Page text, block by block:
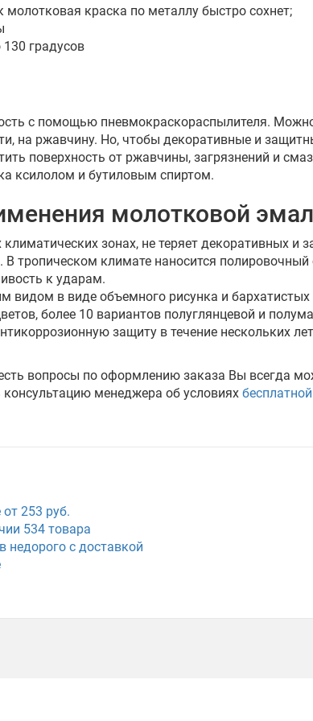
молотковая краска по металлу быстро сохнет;
градусов
с помощью пневмокраскораспылителя.
на ржавчину. Но, чтобы декоративные и
поверхность от ржавчины, загрязнений и
ксилолом и бутиловым спиртом.
молотковой
зонах, не теряет декоративных и
В тропическом климате наносится полировочный
к ударам.
видом в виде объемного рисунка и бархатистых
более 10 вариантов полуглянцевой и
защиту в течение нескольких
вопросы по оформлению заказа Вы всегда
менеджера об условиях
253 руб.
534товара
недорого с доставкой